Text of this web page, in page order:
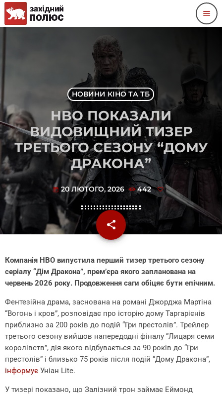
menu
НОВИНИ КІНО ТА ТБ
HBO ПОКАЗАЛИ
ВИДОВИЩНИЙ ТИЗЕР
ТРЕТЬОГО СЕЗОНУ “ДОМУ
ДРАКОНА”
today 20 ЛЮТОГО, 2026 442
share
email
Компанія HBO випустила перший тизер третього сезону
серіалу “Дім Дракона”, прем’єра якого запланована на
червень 2026 року. Продовження саги обіцяє бути епічним.
Фентезійна драма, заснована на романі Джорджа Мартіна
“Вогонь і кров”, розповідає про історію дому Таргарієнів
приблизно за 200 років до подій “Гри престолів”. Трейлер
третього сезону вийшов напередодні фіналу “Лицаря семи
королівств”, дія якого відбувається за 90 років до “Гри
престолів” і близько 75 років після подій “Дому Дракона”,
інформує Уніан Lite.
У тизері показано, що Залізний трон займає Еймонд